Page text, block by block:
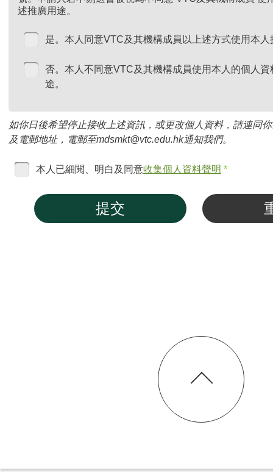
述推廣用途。
是。本人同意VTC及其機構成員以上述方式使用本
否。本人不同意VTC及其機構成員使用本人的個人
途。
如你日後希望停止接收上述資訊，或更改個人資料，請連同
及電郵地址，電郵至mdsmkt@vtc.edu.hk通知我們。
本人已細閱、明白及同意收集個人資料聲明 *
提交